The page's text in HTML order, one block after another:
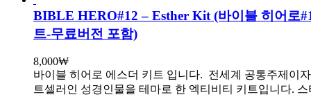
BIBLE HERO#12 – Esther Kit (바이블 히어로
트-무료버전 포함)
8,000₩
바이블 히어로 에스더 키트 입니다. 전세계 공통주제이
트셀러인 성경인물을 테마로 한 엑티비티 키트입니다.